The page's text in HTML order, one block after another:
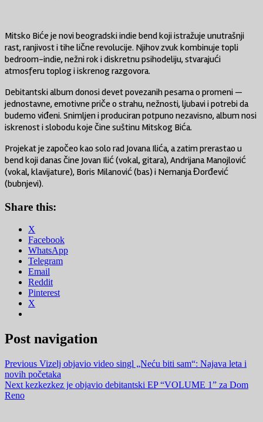
Mitsko Biće je novi beogradski indie bend koji istražuje unutrašnji
rast, ranjivost i tihe lične revolucije. Njihov zvuk kombinuje topli
bedroom-indie, nežni rok i diskretnu psihodeliju, stvarajući
atmosferu toplog i iskrenog razgovora.
Debitantski album donosi devet povezanih pesama o promeni —
jednostavne, emotivne priče o strahu, nežnosti, ljubavi i potrebi da
budemo viđeni. Snimljen i produciran potpuno nezavisno, album nosi
iskrenost i slobodu koje čine suštinu Mitskog Bića.
Projekat je započeo kao solo rad Jovana Ilića, a zatim prerastao u
bend koji danas čine Jovan Ilić (vokal, gitara), Andrijana Manojlović
(vokal, klavijature), Boris Milanović (bas) i Nemanja Đorđević
(bubnjevi).
Share this:
X
Facebook
WhatsApp
Telegram
Email
Reddit
Pinterest
X
Post navigation
Previous Vizelj objavio video singl „Neću biti sam“: Najava leta i
novih početaka
Next kezkezkez je objavio debitantski EP “VOLUME 1” za Dom
Reno